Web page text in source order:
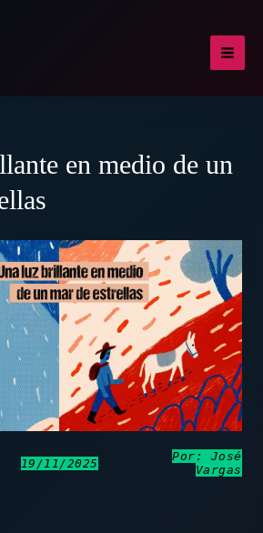
en medio de un
19/11/2025
Por: José
Vargas